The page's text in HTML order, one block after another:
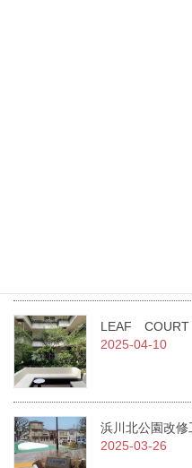
LEAF COURT
2025-04-10
浜川北公園改修
2025-03-26